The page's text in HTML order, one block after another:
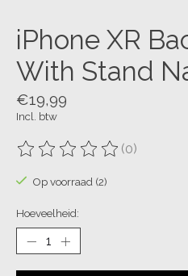
iPhone XR
With Stand
€19,99
Incl. btw
De beoordeling van dit
(0)
Op voorraad (2)
Hoeveelheid: